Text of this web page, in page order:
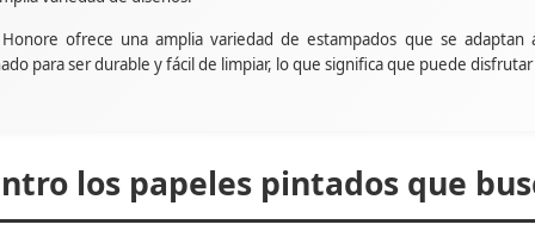
ofrece una amplia variedad de estampados que se adaptan
para ser durable y fácil de limpiar, lo que significa que puede
los papeles pintados que